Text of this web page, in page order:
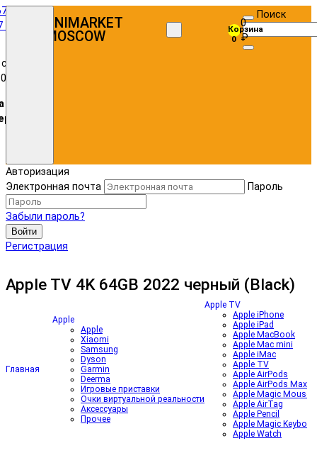
UNIMARKET
MOSCOW
Корзина
0
0
₽
Поиск
Авторизация
Электронная почта
Пароль
Забыли пароль?
Войти
Регистрация
Apple TV 4K 64GB 2022 черный (Black)
Главная
Apple
Apple
Xiaomi
Samsung
Dyson
Garmin
Deerma
Игровые приставки
Очки виртуальной реальности
Аксессуары
Прочее
Apple TV
Apple iPhone
Apple iPad
Apple MacBook
Apple Mac mini
Apple iMac
Apple TV
Apple AirPods
Apple AirPods Max
Apple Magic Mouse
Apple AirTag
Apple Pencil
Apple Magic
Apple Watch